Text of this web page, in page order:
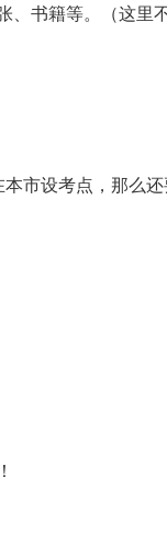
书籍等。（这里
市设考点，那么还